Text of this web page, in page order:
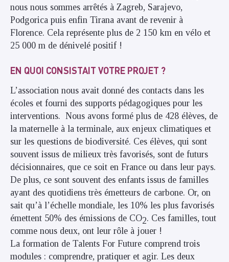
nous nous sommes arrêtés à Zagreb, Sarajevo,
Podgorica puis enfin Tirana avant de revenir à
Florence. Cela représente plus de 2 150 km en vélo et
25 000 m de dénivelé positif !
EN QUOI CONSISTAIT VOTRE PROJET ?
L’association nous avait donné des contacts dans les
écoles et fourni des supports pédagogiques pour les
interventions. Nous avons formé plus de 428 élèves, de
la maternelle à la terminale, aux enjeux climatiques et
sur les questions de biodiversité. Ces élèves, qui sont
souvent issus de milieux très favorisés, sont de futurs
décisionnaires, que ce soit en France ou dans leur pays.
De plus, ce sont souvent des enfants issus de familles
ayant des quotidiens très émetteurs de carbone. Or, on
sait qu’à l’échelle mondiale, les 10% les plus favorisés
émettent 50% des émissions de CO2. Ces familles, tout
comme nous deux, ont leur rôle à jouer !
La formation de Talents For Future comprend trois
modules : comprendre, pratiquer et agir. Les deux